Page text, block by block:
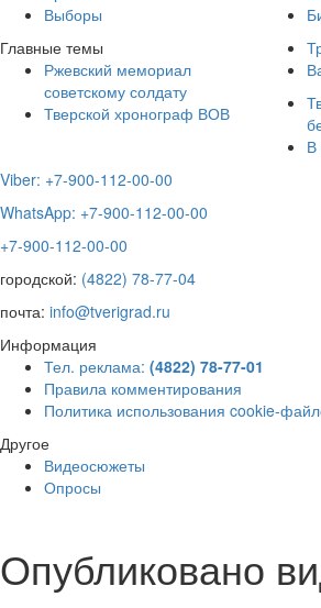
Выборы
Главные темы
Ржевский мемориал
советскому солдату
Тверской хронограф ВОВ
В
Viber: +7-900-112-00-00
WhatsApp: +7-900-112-00-00
+7-900-112-00-00
городской: (4822) 78-77-04
почта: info@tverigrad.ru
Информация
Тел. реклама: (4822) 78-77-01
Правила комментирования
Политика использования cookie-
Другое
Видеосюжеты
Опросы
Опубликовано